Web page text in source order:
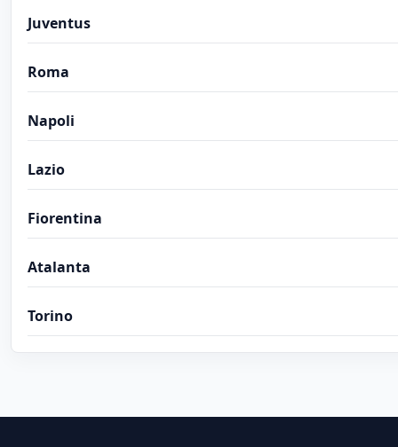
Juventus
Roma
Napoli
Lazio
Fiorentina
Atalanta
Torino